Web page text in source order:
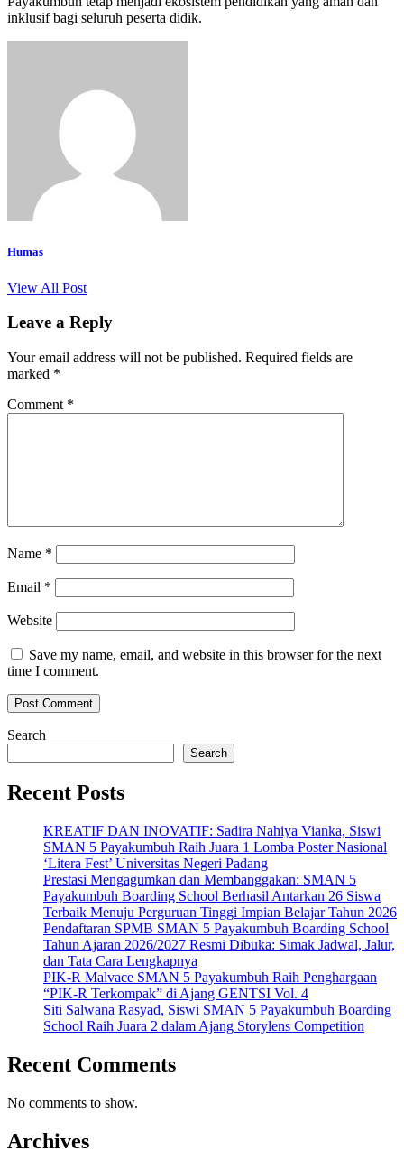
inklusif bagi seluruh peserta didik.
Humas
View All Post
Leave a Reply
Your email address will not be published. Required fields are
marked *
Comment *
Name *
Email *
Website
Save my name, email, and website in this browser for the next
time I comment.
Search
Search
Recent Posts
KREATIF DAN INOVATIF: Sadira Nahiya Vianka, Siswi
SMAN 5 Payakumbuh Raih Juara 1 Lomba Poster Nasional
‘Litera Fest’ Universitas Negeri Padang
Prestasi Mengagumkan dan Membanggakan: SMAN 5
Payakumbuh Boarding School Berhasil Antarkan 26 Siswa
Terbaik Menuju Perguruan Tinggi Impian Belajar Tahun 2026
Pendaftaran SPMB SMAN 5 Payakumbuh Boarding School
Tahun Ajaran 2026/2027 Resmi Dibuka: Simak Jadwal, Jalur,
dan Tata Cara Lengkapnya
PIK-R Malvace SMAN 5 Payakumbuh Raih Penghargaan
“PIK-R Terkompak” di Ajang GENTSI Vol. 4
Siti Salwana Rasyad, Siswi SMAN 5 Payakumbuh Boarding
School Raih Juara 2 dalam Ajang Storylens Competition
Recent Comments
No comments to show.
Archives